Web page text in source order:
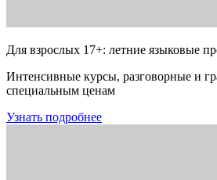
Для взрослых 17+: летние языковые
Интенсивные курсы, разговорные и
специальным ценам
Узнать подробнее